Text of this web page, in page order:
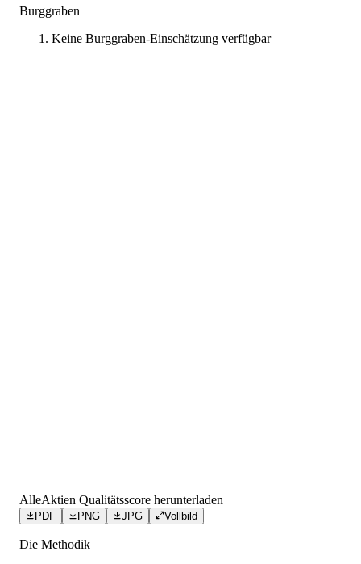
Burggraben
Keine Burggraben-Einschätzung verfügbar
AlleAktien Qualitätsscore herunterladen
PDF PNG JPG Vollbild
Die Methodik